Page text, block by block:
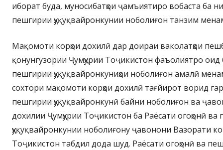
иборат буда, муносибатҳои ҷамъиятиро вобаста ба
пешгирии ҳуқуқвайронкунии ноболиғон танзим
Мақомоти корҳои дохилӣ дар доираи ваколатҳои
қонунгузории Ҷумҳурии Тоҷикистон фаъолиятро оид
пешгирии ҳуқуқвайронкуниҳои ноболиғон амалӣ
сохтори мақомоти корҳои дохилӣ тағйирот ворид
пешгирии ҳуқуқвайронкунӣ байни ноболиғон ва
дохилии Ҷумҳурии Тоҷикистон ба Раёсати огоҳонӣ
ҳуқуқвайронкунии ноболиғону ҷавонони Вазорати
Тоҷикистон табдил дода шуд. Раёсати огоҳонӣ ва